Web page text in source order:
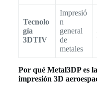
Tecnolo
gía
3DTIV
Impresió
n
general
de
metales
Por qué Metal3DP es
impresión 3D